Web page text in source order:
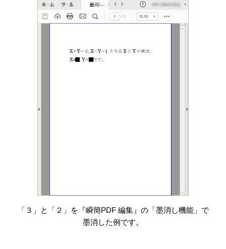
「３」と「２」を『瞬簡PDF 編集』の「墨消し機能」で
墨消した例です。